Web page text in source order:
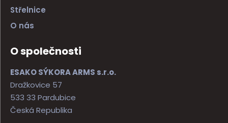
Střelnice
O nás
O společnosti
ESAKO SÝKORA ARMS s.r.o.
Dražkovice 57
533 33 Pardubice
Česká Republika